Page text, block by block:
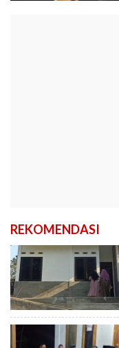
REKOMENDASI